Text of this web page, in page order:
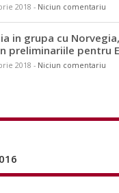
2018 - Niciun comentariu
in grupa cu
preliminariile pentru
2018 - Niciun comentariu